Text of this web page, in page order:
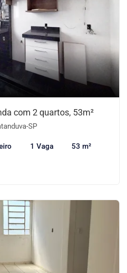
com 2 quartos, 53m²
SP
1 Vaga 53 m²